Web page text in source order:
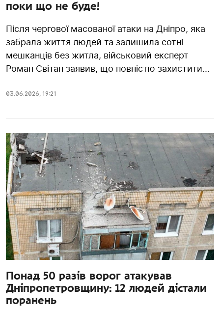
поки що не буде!
Після чергової масованої атаки на Дніпро, яка
забрала життя людей та залишила сотні
мешканців без житла, військовий експерт
Роман Світан заявив, що повністю захистити...
03.06.2026, 19:21
Понад 50 разів ворог атакував
Дніпропетровщину: 12 людей дістали
поранень